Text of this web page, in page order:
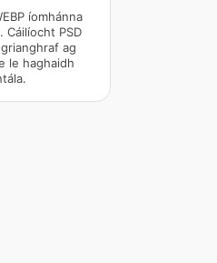
íomhánna
Cáilíocht PSD
ag
le haghaidh